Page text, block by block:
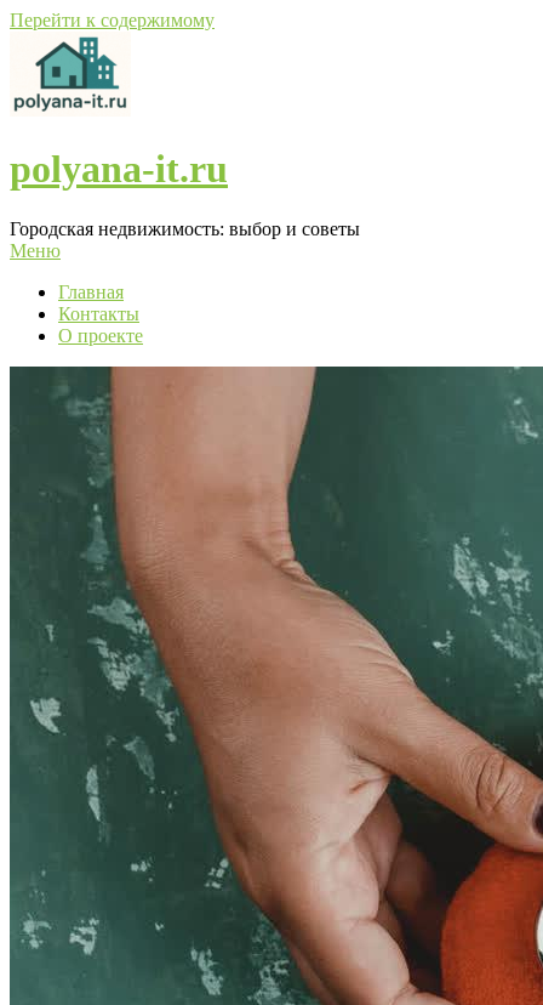
Перейти к содержимому
polyana-it.ru
Городская недвижимость: выбор и советы
Меню
Главная
Контакты
О проекте